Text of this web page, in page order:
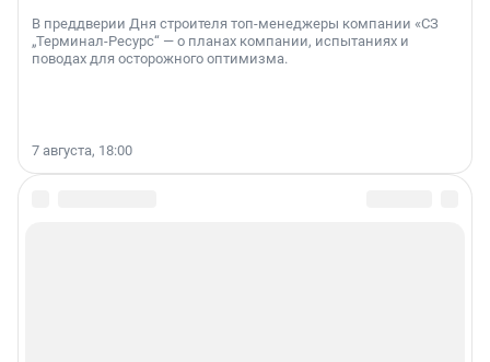
В преддверии Дня строителя топ-менеджеры компании «СЗ
„Терминал-Ресурс“ — о планах компании, испытаниях и
поводах для осторожного оптимизма.
7 августа, 18:00